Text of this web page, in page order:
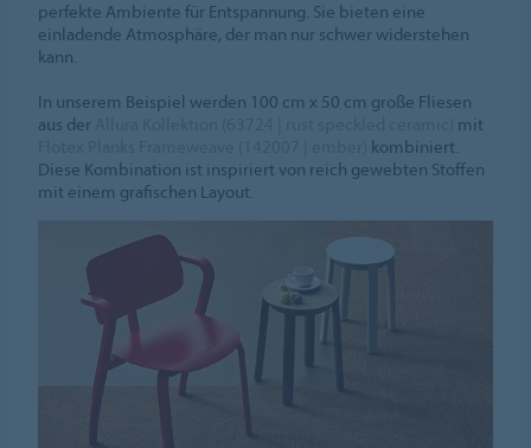
perfekte Ambiente für Entspannung. Sie bieten eine
einladende Atmosphäre, der man nur schwer widerstehen
kann.
In unserem Beispiel werden 100 cm x 50 cm große Fliesen
aus der
mit
kombiniert.
Diese Kombination ist inspiriert von reich gewebten Stoffen
mit einem grafischen Layout.